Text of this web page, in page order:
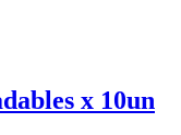
x 10un